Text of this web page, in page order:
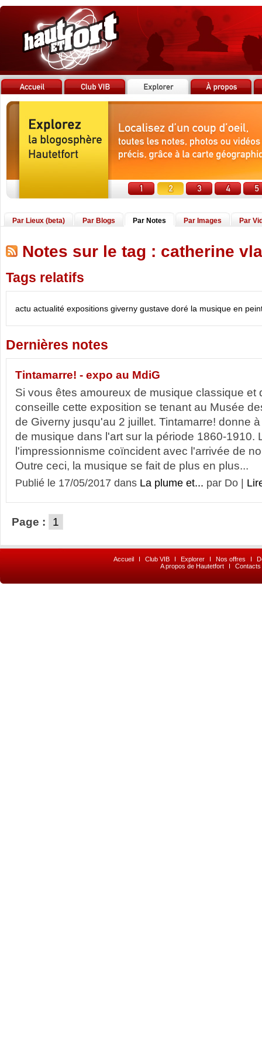
Par Lieux (beta) Par Blogs Par Notes Par Images Par
Notes sur le tag : catherine
Tags relatifs
actu actualité expositions giverny gustave doré la musique en
Dernières notes
Tintamarre! - expo au MdiG
Si vous êtes amoureux de musique classique et
conseille cette exposition se tenant au Musée
de Giverny jusqu'au 2 juillet. Tintamarre! donne
de musique dans l'art sur la période 1860-1910.
l'impressionnisme coïncident avec l'arrivée de
Outre ceci, la musique se fait de plus en plus...
Publié le 17/05/2017 dans La plume et... par Do |
Page : 1
Accueil I Club VIB I Explorer I Nos offres I
A propos de Hautetfort
I Contacts